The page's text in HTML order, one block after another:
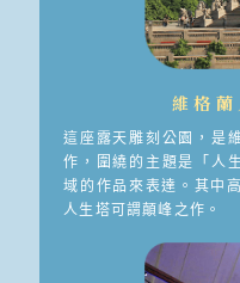
維格
這座露天雕刻公園，是
作，圍繞的主題是「人
域的作品來表達。其中
人生塔可謂顛峰之作。